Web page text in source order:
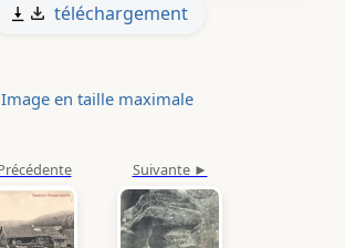
téléchargement
Image en taille maximale